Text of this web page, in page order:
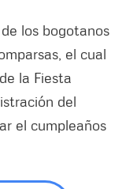
los bogotanos
el cual
la Fiesta
del
el cumpleaños